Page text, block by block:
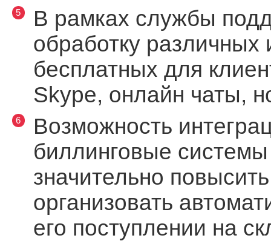
В рамках службы
обработку
бесплатных для
Skype, онлайн чаты,
Возможность
биллинговые системы
значительно
организовать
его поступлении на